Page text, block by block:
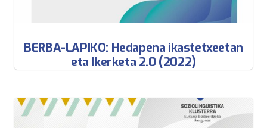
BERBA-LAPIKO: Hedapena ikastetxeetan
eta Ikerketa 2.0 (2022)